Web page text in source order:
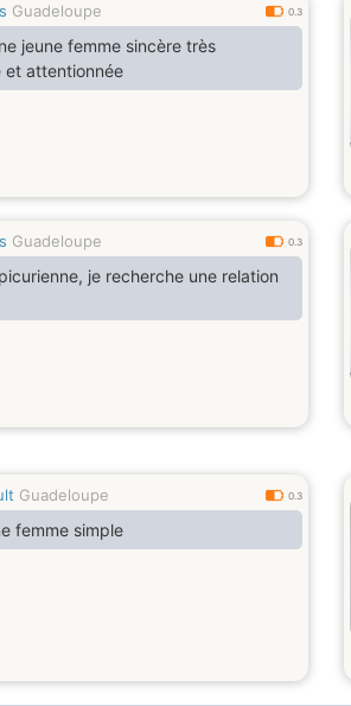
Guadeloupe 0.3
jeune femme sincère très
et attentionnée
Guadeloupe 0.3
je recherche une relation
Guadeloupe 0.3
femme simple